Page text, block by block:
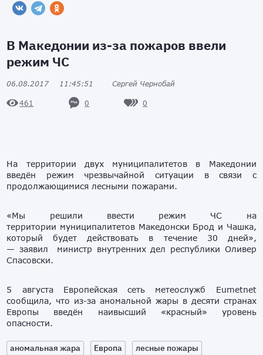
В Македонии из-за пожаров ввели
режим ЧС
06.08.2017 11:45:51 Сергей Чернобай
461 0 0
На территории двух муниципалитетов в Македонии
введён режим чрезвычайной ситуации в связи с
продолжающимися лесными пожарами.
«Мы решили ввести режим ЧС на
территории муниципалитетов Македонски Брод и Чашка,
который будет действовать в течение 30 дней»,
— заявил министр внутренних дел республики Оливер
Спасовски.
5 августа Европейская сеть метеослужб Eumetnet
сообщила, что из-за аномальной жары в десяти странах
Европы введён наивысший «красный» уровень
опасности.
аномальная жара Европа
лесные пожары